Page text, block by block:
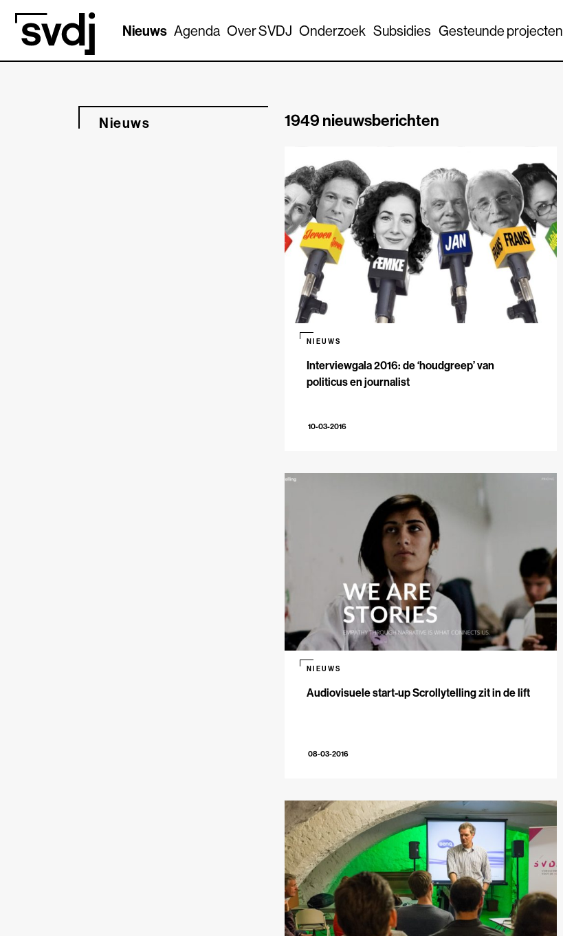
Naar hoofdinhoud
Nieuws Agenda Over SVDJ Onderzoek Subsidies Gesteunde projecten
Nieuws 1949 nieuwsberichten
Interviewgala 2016: de ‘houdgreep’ van
politicus en journalist
NIEUWS
10-03-2016
Audiovisuele start-up Scrollytelling zit in de lift
NIEUWS
08-03-2016